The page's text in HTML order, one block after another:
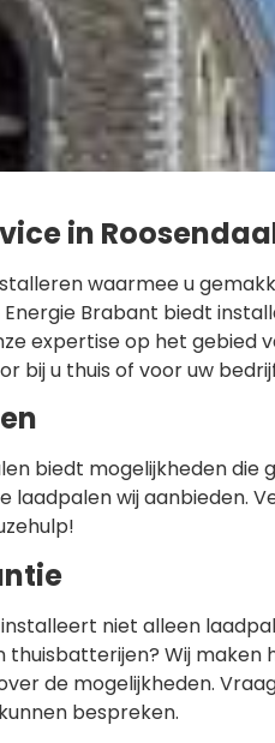
in
waarmee u
Brabant biedt
expertise op het gebied
bij u thuis of voor uw
biedt mogelijkheden die
laadpalen wij aanbieden.
niet alleen
thuisbatterijen? Wij
de mogelijkheden.
bespreken.